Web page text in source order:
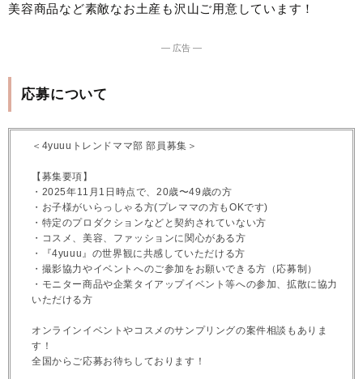
美容商品など素敵なお土産も沢山ご用意しています！
― 広告 ―
応募について
＜4yuuuトレンドママ部 部員募集＞
【募集要項】
・2025年11月1日時点で、20歳〜49歳の方
・お子様がいらっしゃる方(プレママの方もOKです)
・特定のプロダクションなどと契約されていない方
・コスメ、美容、ファッションに関心がある方
・『4yuuu』の世界観に共感していただける方
・撮影協力やイベントへのご参加をお願いできる方（応募制）
・モニター商品や企業タイアップイベント等への参加、拡散に協力
いただける方
オンラインイベントやコスメのサンプリングの案件相談もありま
す！
全国からご応募お待ちしております！